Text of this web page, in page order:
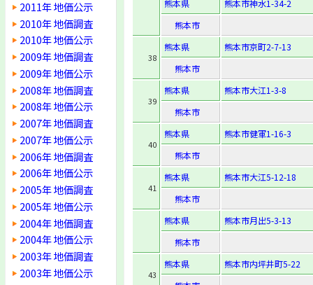
2011年 地価公示
2010年 地価調査
2010年 地価公示
2009年 地価調査
2009年 地価公示
2008年 地価調査
2008年 地価公示
2007年 地価調査
2007年 地価公示
2006年 地価調査
2006年 地価公示
2005年 地価調査
2005年 地価公示
2004年 地価調査
2004年 地価公示
2003年 地価調査
2003年 地価公示
熊本県
熊本市神水1-34-2
熊本市
38
熊本県
熊本市京町2-7-13
熊本市
39
熊本県
熊本市大江1-3-8
熊本市
40
熊本県
熊本市健軍1-16-3
熊本市
41
熊本県
熊本市大江5-12-18
熊本市
熊本県
熊本市月出5-3-13
熊本市
43
熊本県
熊本市内坪井町5-22